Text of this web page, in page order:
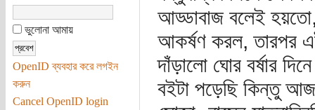
ভুলোনা আমায়
OpenID ব্যবহার করে লগইন
করুন
Cancel OpenID login
আড্ডাবাজ বলেই
আকর্ষণ করল, তারপর
দাঁড়ালো ঘোর বর্ষার
বইটা পড়েছি কিন্তু